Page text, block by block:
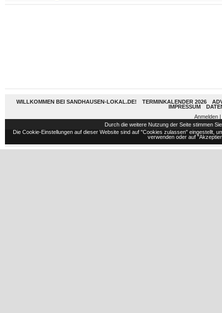
WILLKOMMEN BEI SANDHAUSEN-LOKAL.DE! TERMINKALENDER 2026
IMPRESSUM
Anmelden
Durch die weitere Nutzung der Seite stimmen
Die Cookie-Einstellungen auf dieser Website sind auf "Cookies zulassen" eingestellt,
verwenden oder auf